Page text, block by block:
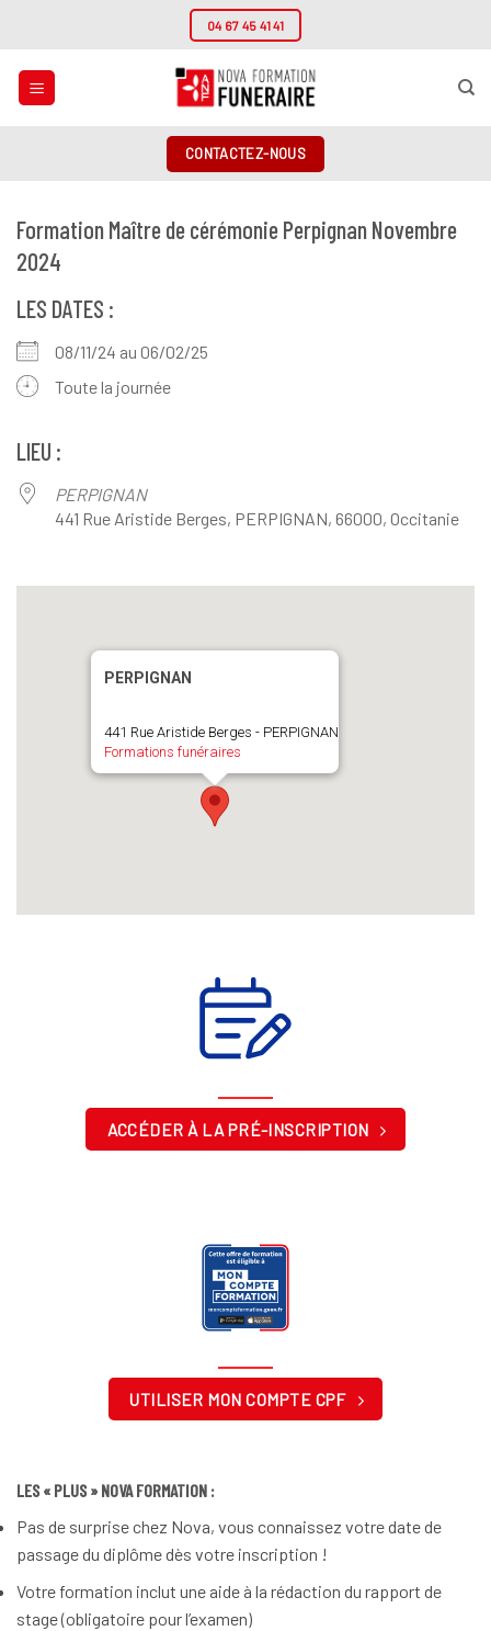
contenu
04 67 45 41 41
CONTACTEZ-NOUS
Formation Maître de cérémonie Perpignan Novembre
2024
LES DATES :
08/11/24 au 06/02/25
Toute la journée
LIEU :
PERPIGNAN
441 Rue Aristide Berges, PERPIGNAN, 66000, Occitanie
PERPIGNAN
441 Rue Aristide Berges - PERPIGNAN
Formations funéraires
ACCÉDER À LA PRÉ-INSCRIPTION
UTILISER MON COMPTE CPF
LES « PLUS » NOVA FORMATION :
Pas de surprise chez Nova, vous connaissez votre date de
passage du diplôme dès votre inscription !
Votre formation inclut une aide à la rédaction du rapport de
stage (obligatoire pour l’examen)